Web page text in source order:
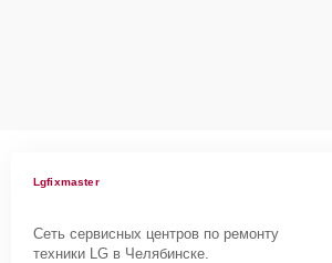
Lgfixmaster
Сеть сервисных центров по ремонту
техники LG в Челябинске.